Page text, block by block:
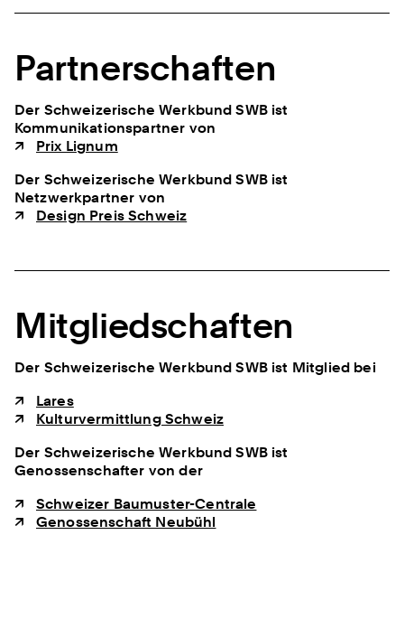
Partnerschaften
Der Schweizerische Werkbund SWB ist
Kommunikationspartner von
Prix Lignum
Der Schweizerische Werkbund SWB ist
Netzwerkpartner von
Design Preis Schweiz
Mitgliedschaften
Der Schweizerische Werkbund SWB ist Mitglied bei
Lares
Kulturvermittlung Schweiz
Der Schweizerische Werkbund SWB ist
Genossenschafter von der
Schweizer Baumuster-Centrale
Genossenschaft Neubühl